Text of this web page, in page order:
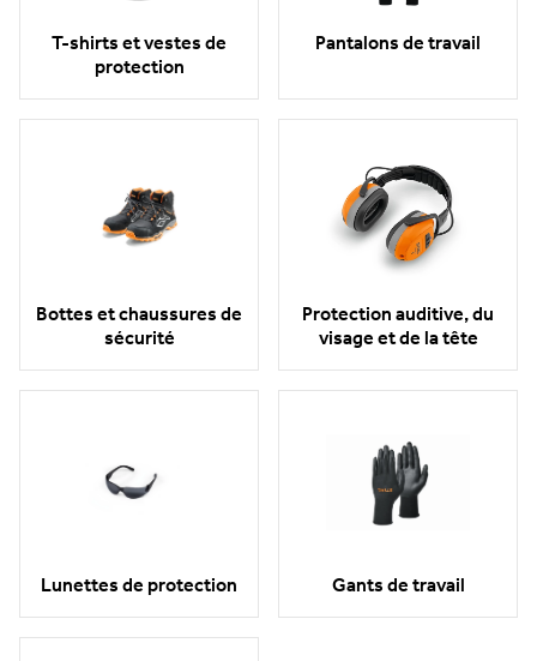
T-shirts et vestes de
protection
Pantalons de travail
Bottes et chaussures de
sécurité
Protection auditive, du
visage et de la tête
Lunettes de protection Gants de travail